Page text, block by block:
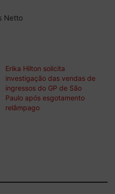
Netto
Erika Hilton solicita
investigação das vendas de
ingressos do GP de São
Paulo após esgotamento
relâmpago